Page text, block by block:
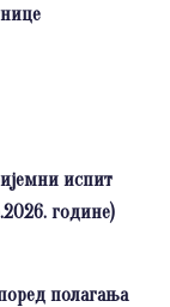
испит
године)
полагања